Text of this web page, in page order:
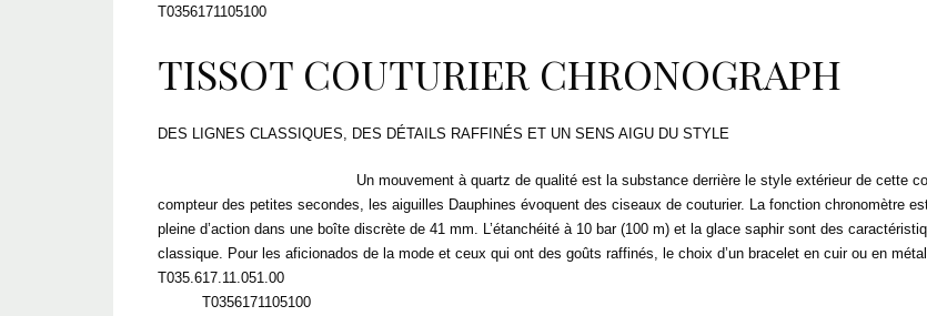
T0356171105100
TISSOT COUTURIER CHRONOGRAPH
DES LIGNES CLASSIQUES, DES DÉTAILS RAFFINÉS ET UN SENS AIGU DU STYLE
Un mouvement à quartz de qualité est la substance derrière le style extérieur de cette
compteur des petites secondes, les aiguilles Dauphines évoquent des ciseaux de couturier. La fonction chronomètre
pleine d’action dans une boîte discrète de 41 mm. L’étanchéité à 10 bar (100 m) et la glace saphir sont des
classique. Pour les aficionados de la mode et ceux qui ont des goûts raffinés, le choix d’un bracelet en cuir ou en
T035.617.11.051.00
T0356171105100